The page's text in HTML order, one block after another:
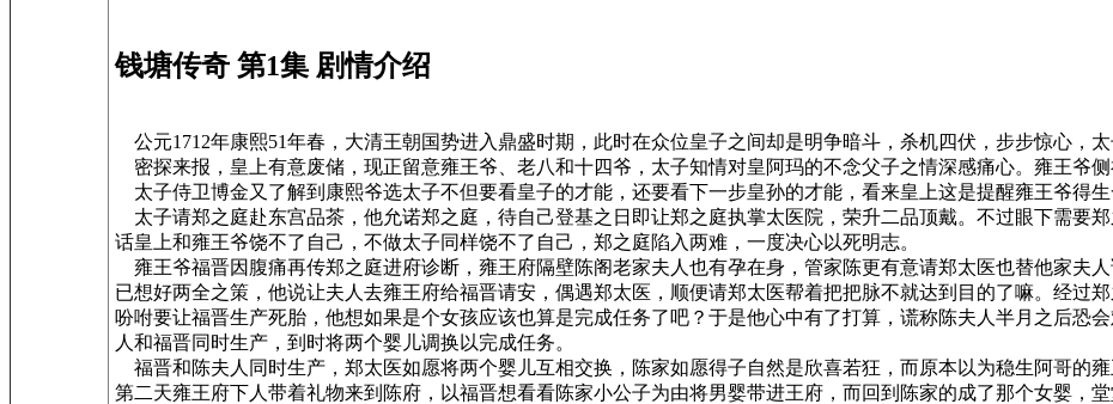
钱塘传奇 第1集 剧情介绍
公元1712年康熙51年春，大清王朝国势进入鼎盛时期，此时在众位皇子之间却是明争暗斗，杀机四伏，步步惊心，太
密探来报，皇上有意废储，现正留意雍王爷、老八和十四爷，太子知情对皇阿玛的不念父子之情深感痛心。雍王爷
太子侍卫博金又了解到康熙爷选太子不但要看皇子的才能，还要看下一步皇孙的才能，看来皇上这是提醒雍王爷得生
太子请郑之庭赴东宫品茶，他允诺郑之庭，待自己登基之日即让郑之庭执掌太医院，荣升二品顶戴。不过眼下需要
话皇上和雍王爷饶不了自己，不做太子同样饶不了自己，郑之庭陷入两难，一度决心以死明志。
雍王爷福晋因腹痛再传郑之庭进府诊断，雍王府隔壁陈阁老家夫人也有孕在身，管家陈更有意请郑太医也替他家夫
已想好两全之策，他说让夫人去雍王府给福晋请安，偶遇郑太医，顺便请郑太医帮着把把脉不就达到目的了嘛。经过
吩咐要让福晋生产死胎，他想如果是个女孩应该也算是完成任务了吧？于是他心中有了打算，谎称陈夫人半月之后恐
人和福晋同时生产，到时将两个婴儿调换以完成任务。
福晋和陈夫人同时生产，郑太医如愿将两个婴儿互相交换，陈家如愿得子自然是欣喜若狂，而原本以为稳生阿哥的
第二天雍王府下人带着礼物来到陈府，以福晋想看看陈家小公子为由将男婴带进王府，而回到陈家的成了那个女婴，